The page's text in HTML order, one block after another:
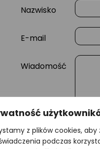
z plików cookies, aby
podczas
Nazwisko
E-mail
Wiadomość